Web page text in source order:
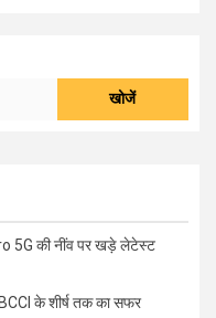
खोजें
5G की नींव पर खड़े लेटेस्ट
के शीर्ष तक का सफर